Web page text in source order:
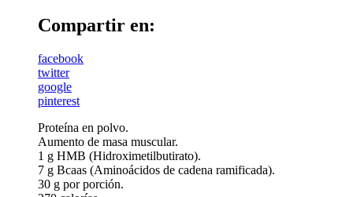
Compartir en:
facebook
twitter
google
pinterest
Proteína en polvo.
Aumento de masa muscular.
1 g HMB (Hidroximetilbutirato).
7 g Bcaas (Aminoácidos de cadena ramificada).
30 g por porción.